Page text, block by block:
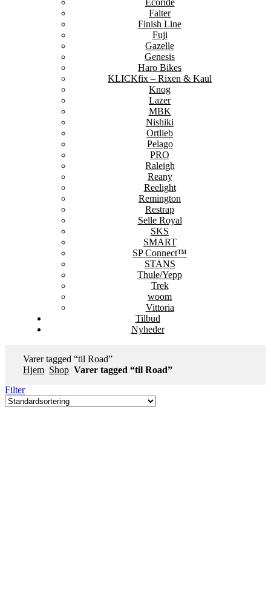
Ecoride
Falter
Finish Line
Fuji
Gazelle
Genesis
Haro Bikes
KLICKfix – Rixen & Kaul
Knog
Lazer
MBK
Nishiki
Ortlieb
Pelago
PRO
Raleigh
Reany
Reelight
Remington
Restrap
Selle Royal
SKS
SMART
SP Connect™
STANS
Thule/Yepp
Trek
woom
Vittoria
Tilbud
Nyheder
Varer tagged “til Road”
Hjem Shop Varer tagged “til Road”
Filter